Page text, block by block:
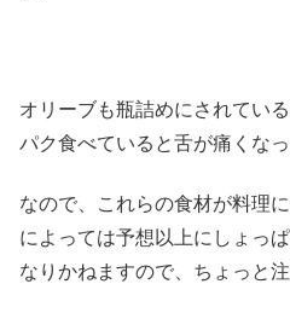
オリーブも瓶詰めにされてい
パク食べていると舌が痛くな
なので、これらの食材が料理
によっては予想以上にしょっ
なりかねますので、ちょっと注